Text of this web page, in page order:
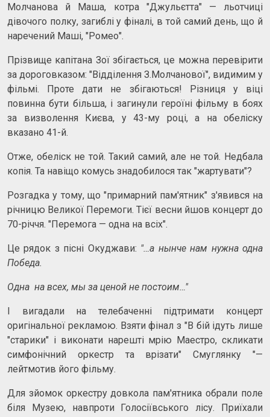
Молчанова й Маша, котра "Джульєтта" — льотчиці
дівочого полку, загиблі у фіналі, в той самий день, що й
наречений Маші, "Ромео".
Прізвище капітана Зої збігається, це можна перевірити
за дороговказом: "Відділення З.Молчанової", видимим у
фільмі. Проте дати не збігаються! Різниця у віці
повинна бути більша, і загинули героїні фільму в боях
за визволення Києва, у 43-му році, а на обеліску
вказано 41-й.
Отже, обеліск не той. Такий самий, але не той. Недбала
копія. Та навіщо комусь знадобилося так "жартувати"?
Розгадка у тому, що "примарний пам'ятник" з'явився на
річницю Великої Перемоги. Тієї весни йшов концерт до
70-річчя. "Перемога — одна на всіх".
Це рядок з пісні Окуджави: "…а нынче нам нужна одна
Победа.
Одна на всех, мы за ценой не постоим…"
І вигадали на телебаченні підтримати концерт
оригінальної рекламою. Взяти фінал з "В бій ідуть лише
"старики" і виконати нарешті мрію Маестро, скликати
симфонічний оркестр та врізати" Смуглянку "—
лейтмотив його фільму.
Для зйомок оркестру довкола пам'ятника обрали поле
біля Музею, навпроти Голосіївського лісу. Приїхали